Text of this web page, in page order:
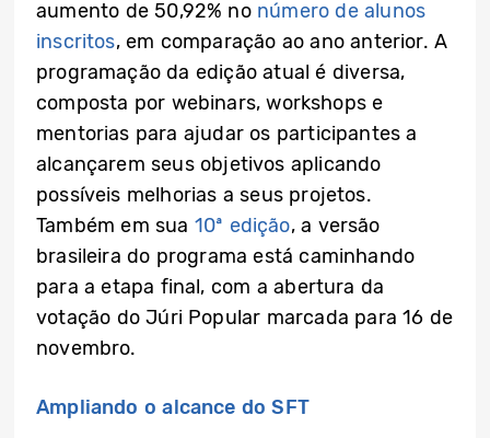
aumento de 50,92% no número de alunos
inscritos, em comparação ao ano anterior. A
programação da edição atual é diversa,
composta por webinars, workshops e
mentorias para ajudar os participantes a
alcançarem seus objetivos aplicando
possíveis melhorias a seus projetos.
Também em sua 10ª edição, a versão
brasileira do programa está caminhando
para a etapa final, com a abertura da
votação do Júri Popular marcada para 16 de
novembro.
Ampliando o alcance do SFT